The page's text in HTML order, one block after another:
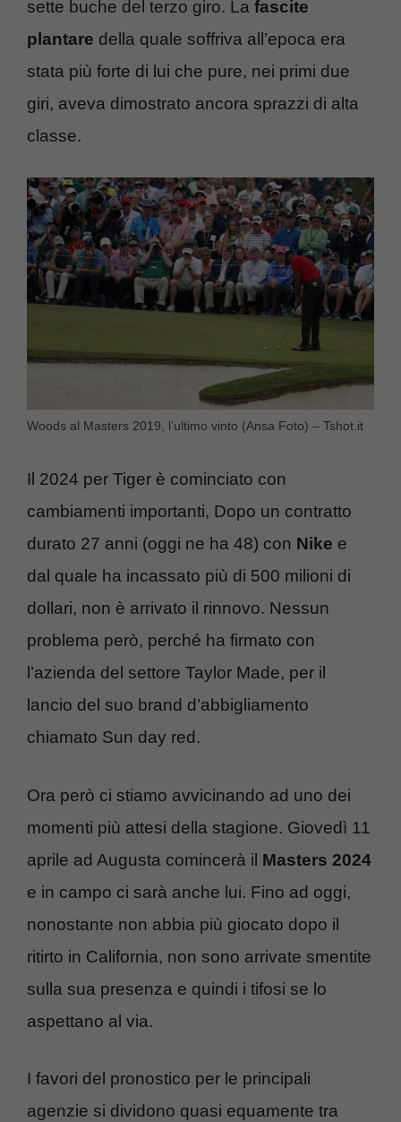
sette buche del terzo giro. La fascite
plantare della quale soffriva all’epoca era
stata più forte di lui che pure, nei primi due
giri, aveva dimostrato ancora sprazzi di alta
classe.
Woods al Masters 2019, l’ultimo vinto (Ansa Foto) – Tshot.it
Il 2024 per Tiger è cominciato con
cambiamenti importanti, Dopo un contratto
durato 27 anni (oggi ne ha 48) con Nike e
dal quale ha incassato più di 500 milioni di
dollari, non è arrivato il rinnovo. Nessun
problema però, perché ha firmato con
l’azienda del settore Taylor Made, per il
lancio del suo brand d’abbigliamento
chiamato Sun day red.
Ora però ci stiamo avvicinando ad uno dei
momenti più attesi della stagione. Giovedì 11
aprile ad Augusta comincerà il Masters 2024
e in campo ci sarà anche lui. Fino ad oggi,
nonostante non abbia più giocato dopo il
ritirto in California, non sono arrivate smentite
sulla sua presenza e quindi i tifosi se lo
aspettano al via.
I favori del pronostico per le principali
agenzie si dividono quasi equamente tra